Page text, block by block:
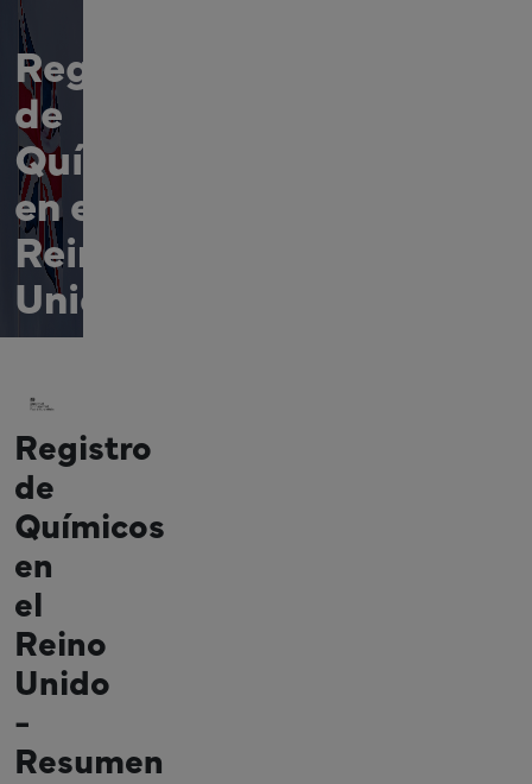
Registro
de
Químicos
en el
Reino
Unido
Registro
de
Químicos
en
el
Reino
Unido
-
Resumen